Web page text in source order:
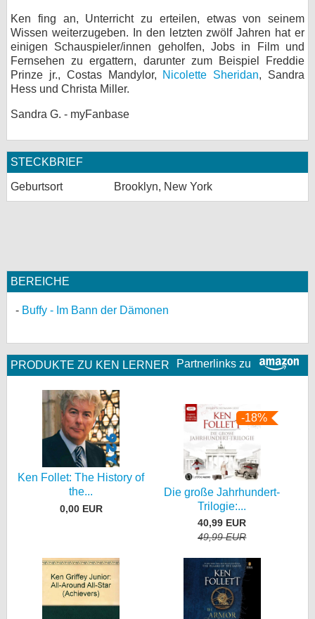
Ken fing an, Unterricht zu erteilen, etwas von seinem
Wissen weiterzugeben. In den letzten zwölf Jahren hat er
einigen Schauspieler/innen geholfen, Jobs in Film und
Fernsehen zu ergattern, darunter zum Beispiel Freddie
Prinze jr., Costas Mandylor, Nicolette Sheridan, Sandra
Hess und Christa Miller.
Sandra G. - myFanbase
STECKBRIEF
Geburtsort Brooklyn, New York
BEREICHE
Buffy - Im Bann der Dämonen
Partnerlinks zu
PRODUKTE ZU KEN LERNER
Ken Follet: The History of
the...
0,00 EUR
-18%
Die große Jahrhundert-
Trilogie:...
40,99 EUR
49,99 EUR
bei Facebook
Kontakt
Cookie-Einstellungen
Impressum